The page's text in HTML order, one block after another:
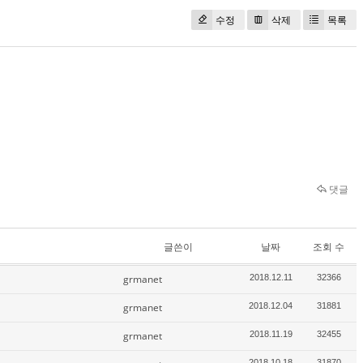
수정 삭제 목록
댓글
글쓴이 날짜 조회 수
grmanet 2018.12.11 32366
grmanet 2018.12.04 31881
grmanet 2018.11.19 32455